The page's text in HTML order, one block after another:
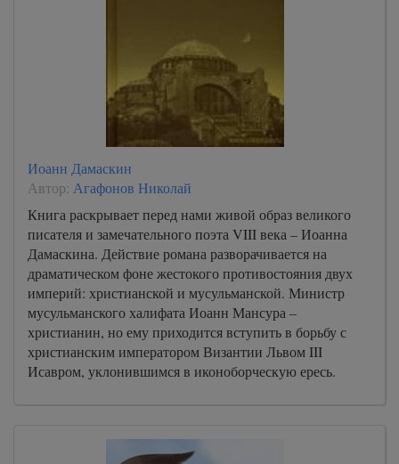
Иоанн Дамаскин
Автор: Агафонов Николай
Книга раскрывает перед нами живой образ великого
писателя и замечательного поэта VIII века – Иоанна
Дамаскина. Действие романа разворачивается на
драматическом фоне жестокого противостояния двух
империй: христианской и мусульманской. Министр
мусульманского халифата Иоанн Мансура –
христианин, но ему приходится вступить в борьбу с
христианским императором Византии Львом III
Исавром, уклонившимся в иконоборческую ересь.